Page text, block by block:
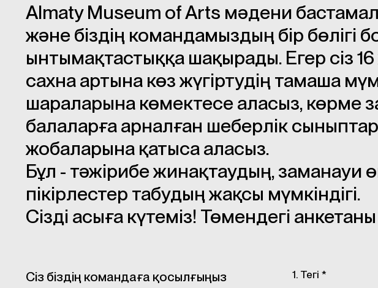
Almaty Museum of Arts мәдени
және біздің командамыздың бір бөлігі
ынтымақтастыққа шақырады. Егер сіз
сахна артына көз жүгіртудің тамаша
шараларына көмектесе аласыз, көрме
балаларға арналған шеберлік
жобаларына қатыса аласыз.
Бұл - тәжірибе жинақтаудың,
пікірлестер табудың жақсы мүмкіндігі.
Сізді асыға күтеміз! Төмендегі
Сіз біздің командаға қосылғыңыз
1. Тегі *